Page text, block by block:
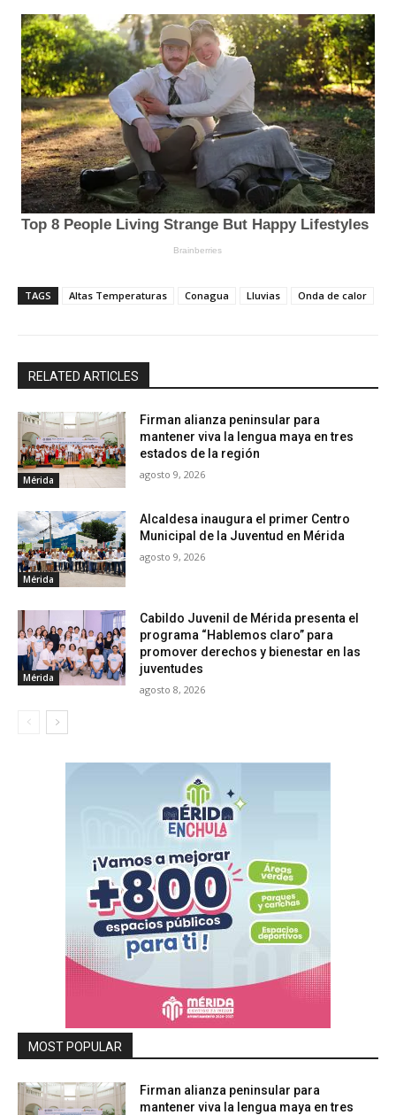
TAGS Altas Temperaturas Conagua Lluvias Onda de calor
RELATED ARTICLES
Mérida
Firman alianza peninsular para
mantener viva la lengua maya en tres
estados de la región
agosto 9, 2026
Mérida
Alcaldesa inaugura el primer Centro
Municipal de la Juventud en Mérida
agosto 9, 2026
Mérida
Cabildo Juvenil de Mérida presenta el
programa “Hablemos claro” para
promover derechos y bienestar en las
juventudes
agosto 8, 2026
MOST POPULAR
Firman alianza peninsular para
mantener viva la lengua maya en tres